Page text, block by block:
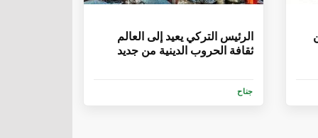
الرئيس التركي يعيد إلى العالم
ثقافة الحروب الدينية من جديد
جناح